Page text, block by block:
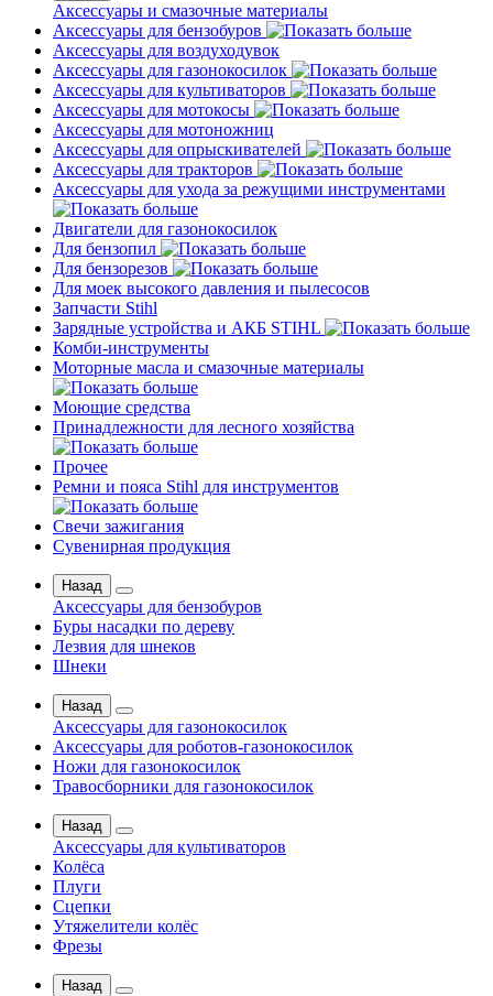
Аксессуары и смазочные материалы
Аксессуары для бензобуров
Аксессуары для воздуходувок
Аксессуары для газонокосилок
Аксессуары для культиваторов
Аксессуары для мотокосы
Аксессуары для мотоножниц
Аксессуары для опрыскивателей
Аксессуары для тракторов
Аксессуары для ухода за режущими инструментами
Двигатели для газонокосилок
Для бензопил
Для бензорезов
Для моек высокого давления и пылесосов
Запчасти Stihl
Зарядные устройства и АКБ STIHL
Комби-инструменты
Моторные масла и смазочные материалы
Моющие средства
Принадлежности для лесного хозяйства
Прочее
Ремни и пояса Stihl для инструментов
Свечи зажигания
Сувенирная продукция
Назад
Аксессуары для бензобуров
Буры насадки по дереву
Лезвия для шнеков
Шнеки
Назад
Аксессуары для газонокосилок
Аксессуары для роботов-газонокосилок
Ножи для газонокосилок
Травосборники для газонокосилок
Назад
Аксессуары для культиваторов
Колёса
Плуги
Сцепки
Утяжелители колёс
Фрезы
Назад